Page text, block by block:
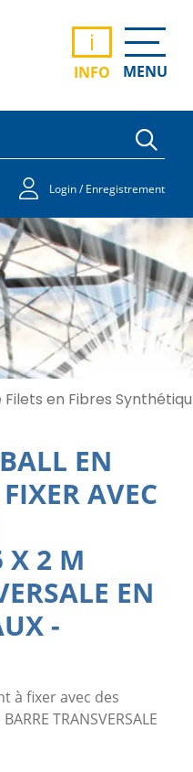
i
INFO MENU
Login / Enregistrement
en Fibres
EN
AVEC
X 2 M
EN
-
à fixer avec des
TRANSVERSALE